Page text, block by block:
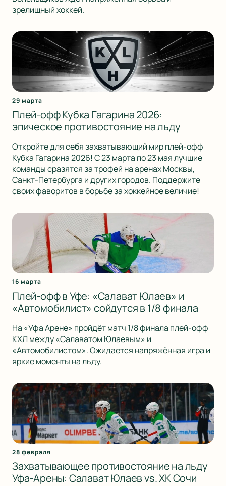
зрелищный хоккей.
29 марта
Плей-офф Кубка Гагарина 2026:
эпическое противостояние на льду
Откройте для себя захватывающий мир плей-офф
Кубка Гагарина 2026! С 23 марта по 23 мая лучшие
команды сразятся за трофей на аренах Москвы,
Санкт-Петербурга и других городов. Поддержите
своих фаворитов в борьбе за хоккейное величие!
16 марта
Плей-офф в Уфе: «Салават Юлаев» и
«Автомобилист» сойдутся в 1/8 финала
На «Уфа Арене» пройдёт матч 1/8 финала плей-офф
КХЛ между «Салаватом Юлаевым» и
«Автомобилистом». Ожидается напряжённая игра и
яркие моменты на льду.
28 февраля
Захватывающее противостояние на льду
Уфа-Арены: Салават Юлаев vs. ХК Сочи